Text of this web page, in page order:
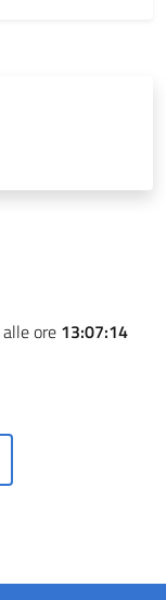
alle ore 13:07:14